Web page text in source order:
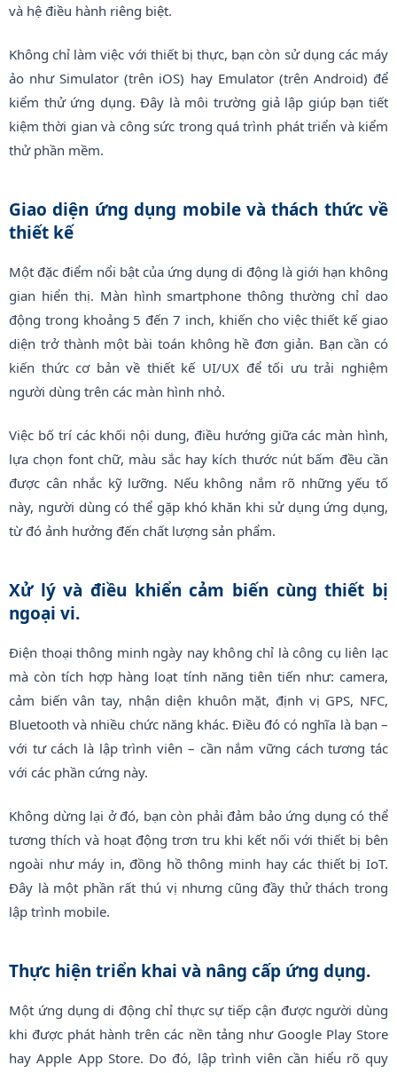
và hệ điều hành riêng biệt.
Không chỉ làm việc với thiết bị thực, bạn còn sử dụng các máy
ảo như Simulator (trên iOS) hay Emulator (trên Android) để
kiểm thử ứng dụng. Đây là môi trường giả lập giúp bạn tiết
kiệm thời gian và công sức trong quá trình phát triển và kiểm
thử phần mềm.
Giao diện ứng dụng mobile và thách thức về
thiết kế
Một đặc điểm nổi bật của ứng dụng di động là giới hạn không
gian hiển thị. Màn hình smartphone thông thường chỉ dao
động trong khoảng 5 đến 7 inch, khiến cho việc thiết kế giao
diện trở thành một bài toán không hề đơn giản. Bạn cần có
kiến thức cơ bản về thiết kế UI/UX để tối ưu trải nghiệm
người dùng trên các màn hình nhỏ.
Việc bố trí các khối nội dung, điều hướng giữa các màn hình,
lựa chọn font chữ, màu sắc hay kích thước nút bấm đều cần
được cân nhắc kỹ lưỡng. Nếu không nắm rõ những yếu tố
này, người dùng có thể gặp khó khăn khi sử dụng ứng dụng,
từ đó ảnh hưởng đến chất lượng sản phẩm.
Xử lý và điều khiển cảm biến cùng thiết bị
ngoại vi.
Điện thoại thông minh ngày nay không chỉ là công cụ liên lạc
mà còn tích hợp hàng loạt tính năng tiên tiến như: camera,
cảm biến vân tay, nhận diện khuôn mặt, định vị GPS, NFC,
Bluetooth và nhiều chức năng khác. Điều đó có nghĩa là bạn –
với tư cách là lập trình viên – cần nắm vững cách tương tác
với các phần cứng này.
Không dừng lại ở đó, bạn còn phải đảm bảo ứng dụng có thể
tương thích và hoạt động trơn tru khi kết nối với thiết bị bên
ngoài như máy in, đồng hồ thông minh hay các thiết bị IoT.
Đây là một phần rất thú vị nhưng cũng đầy thử thách trong
lập trình mobile.
Thực hiện triển khai và nâng cấp ứng dụng.
Một ứng dụng di động chỉ thực sự tiếp cận được người dùng
khi được phát hành trên các nền tảng như Google Play Store
hay Apple App Store. Do đó, lập trình viên cần hiểu rõ quy